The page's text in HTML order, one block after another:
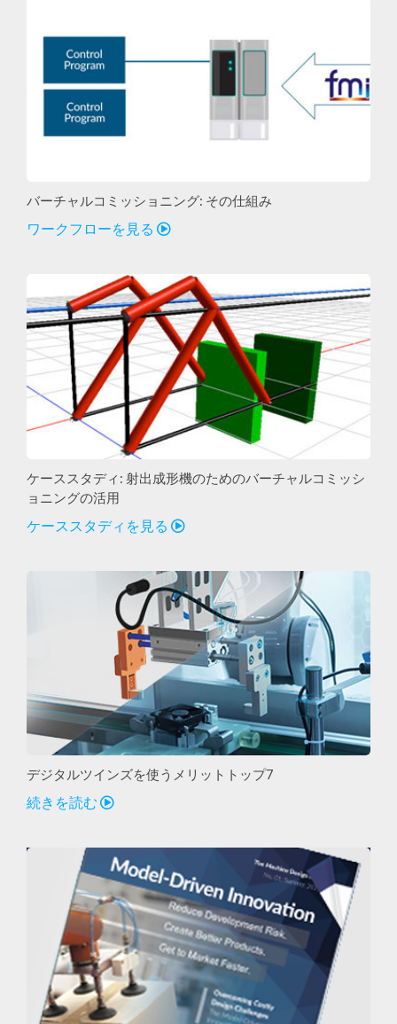
バーチャルコミッショニング: その仕組み
ワークフローを見る
ケーススタディ: 射出成形機のためのバーチャルコミッシ
ョニングの活用
ケーススタディを見る
デジタルツインズを使うメリットトップ7
続きを読む